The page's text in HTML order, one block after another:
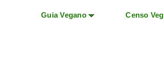
Guia Vegano Censo Veg